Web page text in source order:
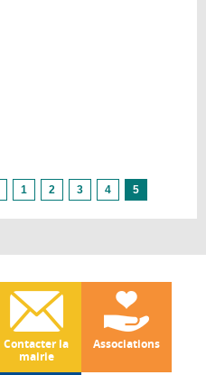
1 2 3 4 5
Contacter la
mairie
Associations